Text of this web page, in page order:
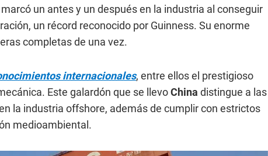
un antes y un después en la industria al conseguir
un récord reconocido por Guinness. Su enorme
completas de una vez.
internacionales, entre ellos el prestigioso
Este galardón que se llevoChina distingue a las
la industria offshore, además de cumplir con estrictos
medioambiental.